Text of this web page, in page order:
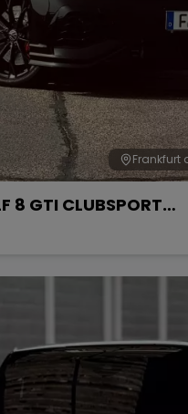
Frankfurt
8 GTI CLUBSPORT